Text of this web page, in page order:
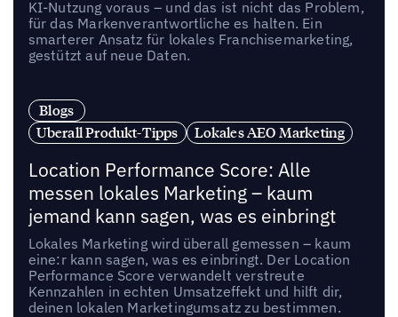
KI-Nutzung voraus – und das ist nicht das Problem,
für das Markenverantwortliche es halten. Ein
smarterer Ansatz für lokales Franchisemarketing,
gestützt auf neue Daten.
Blogs
Uberall Produkt-Tipps
Lokales AEO Marketing
Location Performance Score: Alle
messen lokales Marketing – kaum
jemand kann sagen, was es einbringt
Lokales Marketing wird überall gemessen – kaum
eine:r kann sagen, was es einbringt. Der Location
Performance Score verwandelt verstreute
Kennzahlen in echten Umsatzeffekt und hilft dir,
deinen lokalen Marketingumsatz zu bestimmen.